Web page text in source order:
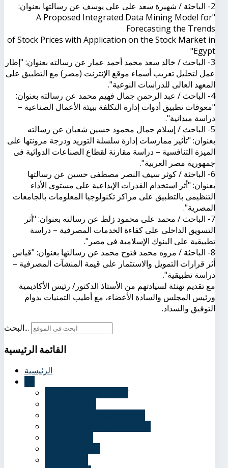
2- الباحثة / شهيرة سعد على على يوسف عن رسالتها بعنوان:
"A Proposed Integrated Data Mining Model for
Forecasting the Trends
of Stock Prices with Application on the Stock Market in
Egypt"
3- الباحث / خالد سعد محمد أحمد عمار عن رسالته بعنوان: "إطار
عمل لتحليل تعريب أسماء موقع الإنترنت (مصر) مع التطبيق على
المعهد العالى للدراسات النوعية".
4- الباحث / عبد الرحمن جمال فهيم محمد عن رسالته بعنوان:
"معوقات تطبيق أدوات إدارة التكلفة ببيئة الأعمال الصناعية –
دراسة ميدانية".
5- الباحث / إسلام جمال محمود حسين شعبان عن رسالته
بعنوان: "تأثير ممارسات إدارة سلسلة التوريد ودرجة مرونتها على
الميزة التنافسية – دراسة مقارنة لقطاع الصناعات الدوائية فى
جمهورية مصر العربية".
6- الباحثة / كوثر سيف النصر مصطفى حسين عن رسالتها
بعنوان: "أثر استخدام القدرات الإبداعية على مستوى الأداء
التنظيمى بالتطبيق على مراكز تكنولوجيا المعلومات بالجامعات
المصرية".
7- الباحث / محمد على محمود زلط عن رسالته بعنوان: "أثر
التسويق الداخلى على كفاءة الخدمات المصرفية – دراسة
تطبيقية على البنوك الإسلامية فى مصر".
8- الباحثة / مروه محمد فتوح محمد عن رسالتها بعنوان: "قياس
أثر قرارات التمويل والاستثمار على قيمة المنشآت المصرفية –
دراسة تطبيقية".
مع تقديم تهنئة لسيادتهم من الأستاذ الدكتور/ رئيس الأكاديمية
ورئيس المجلس والسادة الأعضاء، مع أطيب التمنيات بدوام
التوفيق والسداد.
البحث...
القائمة الرئيسية
الرئيسية